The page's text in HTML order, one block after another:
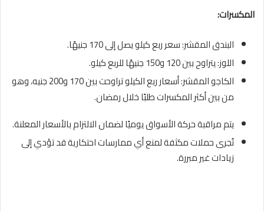
المكسرات:
البندق المقشر: سعر ربع كيلو يصل إلى 170 جنيهًا.
اللوز: يتراوح بين 120 و150 جنيهًا للربع كيلو.
الكاجو المقشر: أسعار ربع الكيلو تراوحت بين 170 و200 جنيه، وهو
من بين أكثر المكسرات طلبًا خلال رمضان.
يتم مراقبة حركة الأسواق يوميًا لضمان الالتزام بالأسعار المعلنة.
تُجرى حملات مكثفة لمنع أي ممارسات احتكارية قد تؤدي إلى
زيادات غير مبررة.